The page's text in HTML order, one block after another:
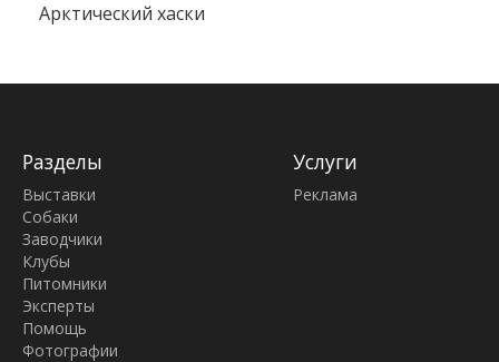
Арктический хаски
Разделы
Выставки
Собаки
Заводчики
Клубы
Питомники
Эксперты
Помощь
Фотографии
Услуги
Реклама